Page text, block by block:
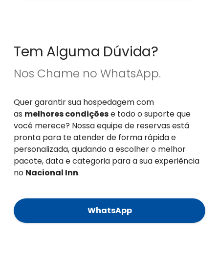
Tem Alguma Dúvida?
Nos Chame no WhatsApp.
Quer garantir sua hospedagem com
as melhores condiçõese todo o suporte que
você merece? Nossa equipe de reservas está
pronta para te atender de forma rápida e
personalizada, ajudando a escolher o melhor
pacote, data e categoria para a sua experiência
no Nacional Inn.
WhatsApp